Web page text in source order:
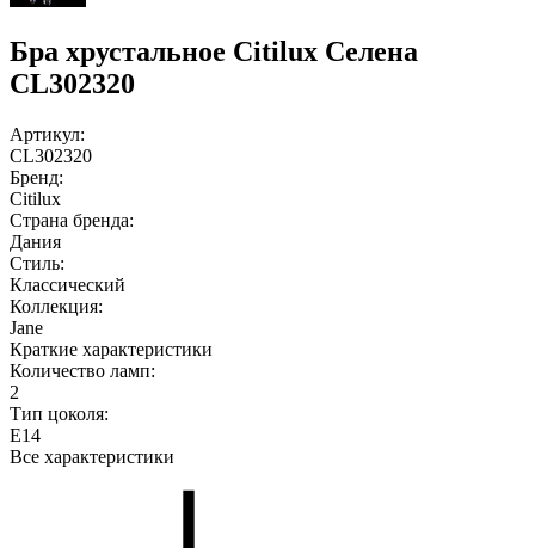
Бра хрустальное Citilux Селена
CL302320
Артикул:
CL302320
Бренд:
Citilux
Страна бренда:
Дания
Стиль:
Классический
Коллекция:
Jane
Краткие характеристики
Количество ламп:
2
Тип цоколя:
E14
Все характеристики